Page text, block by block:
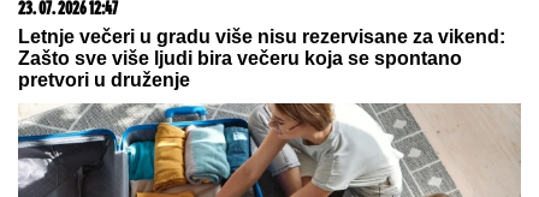
OŽENIO SE DEJAN STANKOVIĆ
KRALJ!
Doktorka otkrila kako se
oseća nakon venčanja: "Zaljubljena
sam", tu su njegovi roditelji i sestra
(VIDEO)
Pucnjava na Dorćolu: Ranjen mladić